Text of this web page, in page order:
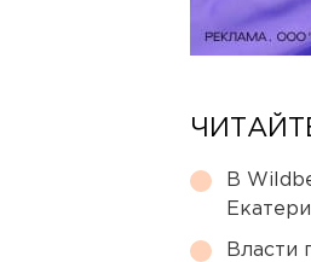
В
Власти